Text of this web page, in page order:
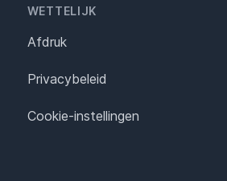
WETTELIJK
Afdruk
Privacybeleid
Cookie-instellingen